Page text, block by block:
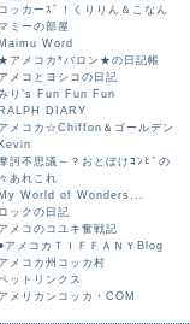
コッカーｽﾞ！くりりん＆こなん
ミーの部屋
Maimu Word
★アメコカ*バロン★の日記帳
アメコとヨシコの日記
り’s Fun Fun Fun
RALPH DIARY
アメコカ☆Chiffon＆ゴールデン
摩訶不思議～？おとぼけｺﾝﾋﾞの
あれこれ
My World of Wonders...
ロックの日記
アメコのコユキ奮戦記
●アメコカＴＩＦＦＡＮＹBlog
アメコカ州コッカ村
ットリンクス
アメリカンコッカ・COM